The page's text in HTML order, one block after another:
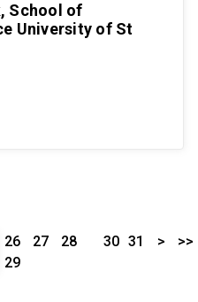
School of
University of St
26 27
28
29
30 31 > >>